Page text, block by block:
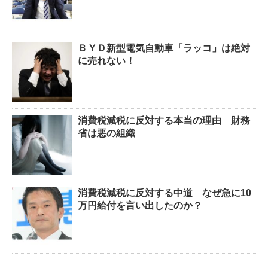
ＢＹＤ新型電気自動車「ラッコ」は絶対
に売れない！
消費税減税に反対する本当の理由 財務
省は悪の組織
消費税減税に反対する中道 なぜ急に10
万円給付を言い出したのか？